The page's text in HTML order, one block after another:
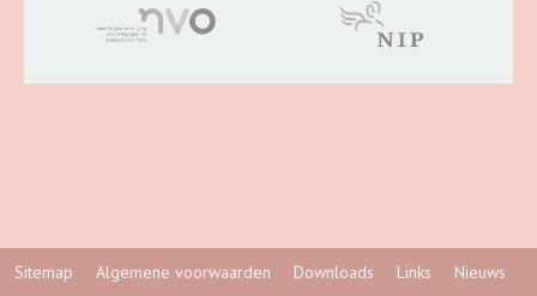
Sitemap Algemene voorwaarden Downloads Links Nieuws